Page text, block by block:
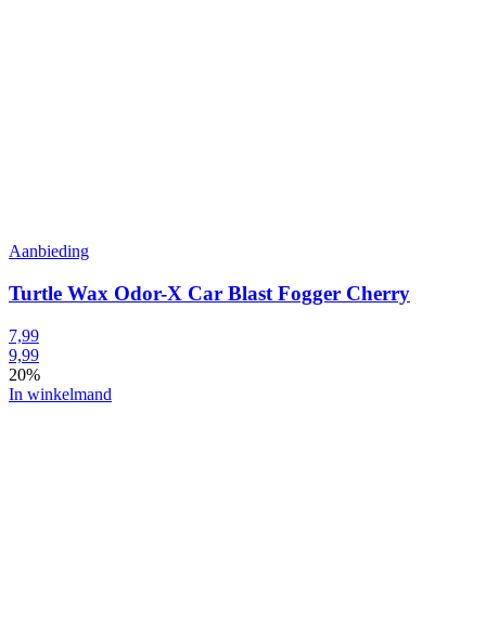
Aanbieding
Turtle Wax Odor-X Car Blast Fogger Cherry
7,99
9,99
20%
In winkelmand